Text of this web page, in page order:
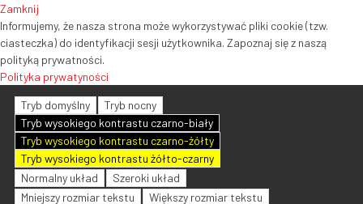
Zamknij
Informujemy, że nasza strona może wykorzystywać pliki cookie (tzw.
ciasteczka) do identyfikacji sesji użytkownika. Zapoznaj się z naszą
polityką prywatności.
Polityka prywatyności
Tryb domyślny
Tryb nocny
Tryb wysokiego kontrastu czarno-biały
Tryb wysokiego kontrastu czarno-żółty
Tryb wysokiego kontrastu żółto-czarny
Normalny układ
Szeroki układ
Mniejszy rozmiar tekstu
Większy rozmiar tekstu